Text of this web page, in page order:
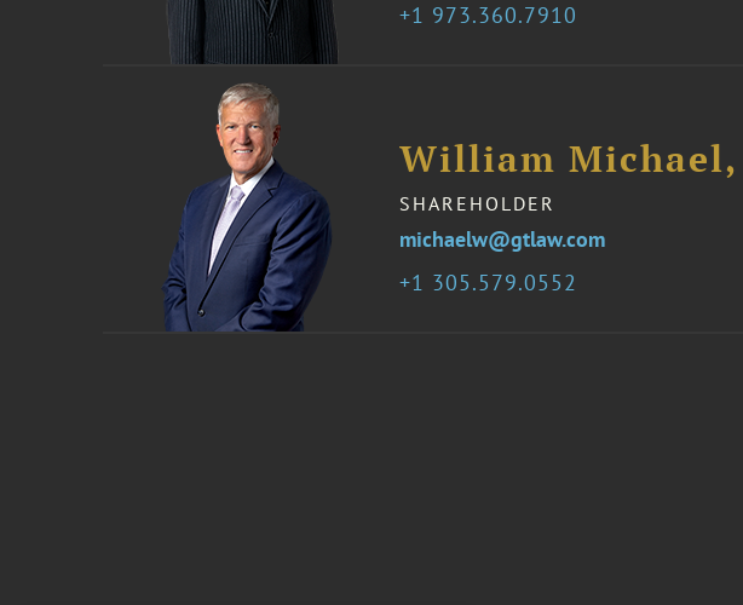
1 973.360.7910
William Michael,
SHAREHOLDER
1 305.579.0552
michaelw@gtlaw.com